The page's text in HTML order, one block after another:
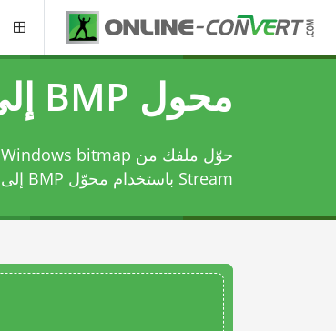
محول BMP إلى MP4
Stream باستخدام
محوّل BMP إلى MP4